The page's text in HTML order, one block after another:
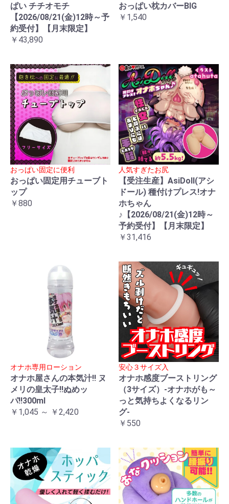
ぱい チチオモチ
【2026/08/21(金)12時～予
約受付】【月末限定】
￥43,890
おっぱい枕カバーBIG
￥1,540
おっぱい固定に便利
おっぱい固定用チューブト
ップ
￥880
人気すぎたお尻
【受注生産】AsiDoll(アシ
ドール) 種付けプレス!オナ
ホちゃん
♪【2026/08/21(金)12時～
予約受付】【月末限定】
￥31,416
オナホ専用ローション
オナホ屋さんの本気汁!! ヌ
メリの皇太子!!ぬめッ
パ!!300ml
￥1,045 ～ ￥2,420
安心３サイズ入
オナホ感度ブーストリング
（3サイズ）-オナホがも～
っと気持ちよくなるリン
グ-
￥550